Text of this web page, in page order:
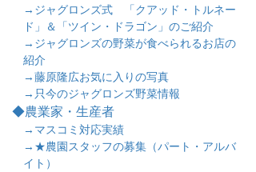
→ジャグロンズ式 「クアッド・トルネー
ド」＆「ツイン・ドラゴン」のご紹介
→ジャグロンズの野菜が食べられるお店の
紹介
→藤原隆広お気に入りの写真
→只今のジャグロンズ野菜情報
◆農業家・生産者
→マスコミ対応実績
→★農園スタッフの募集（パート・アルバ
イト）